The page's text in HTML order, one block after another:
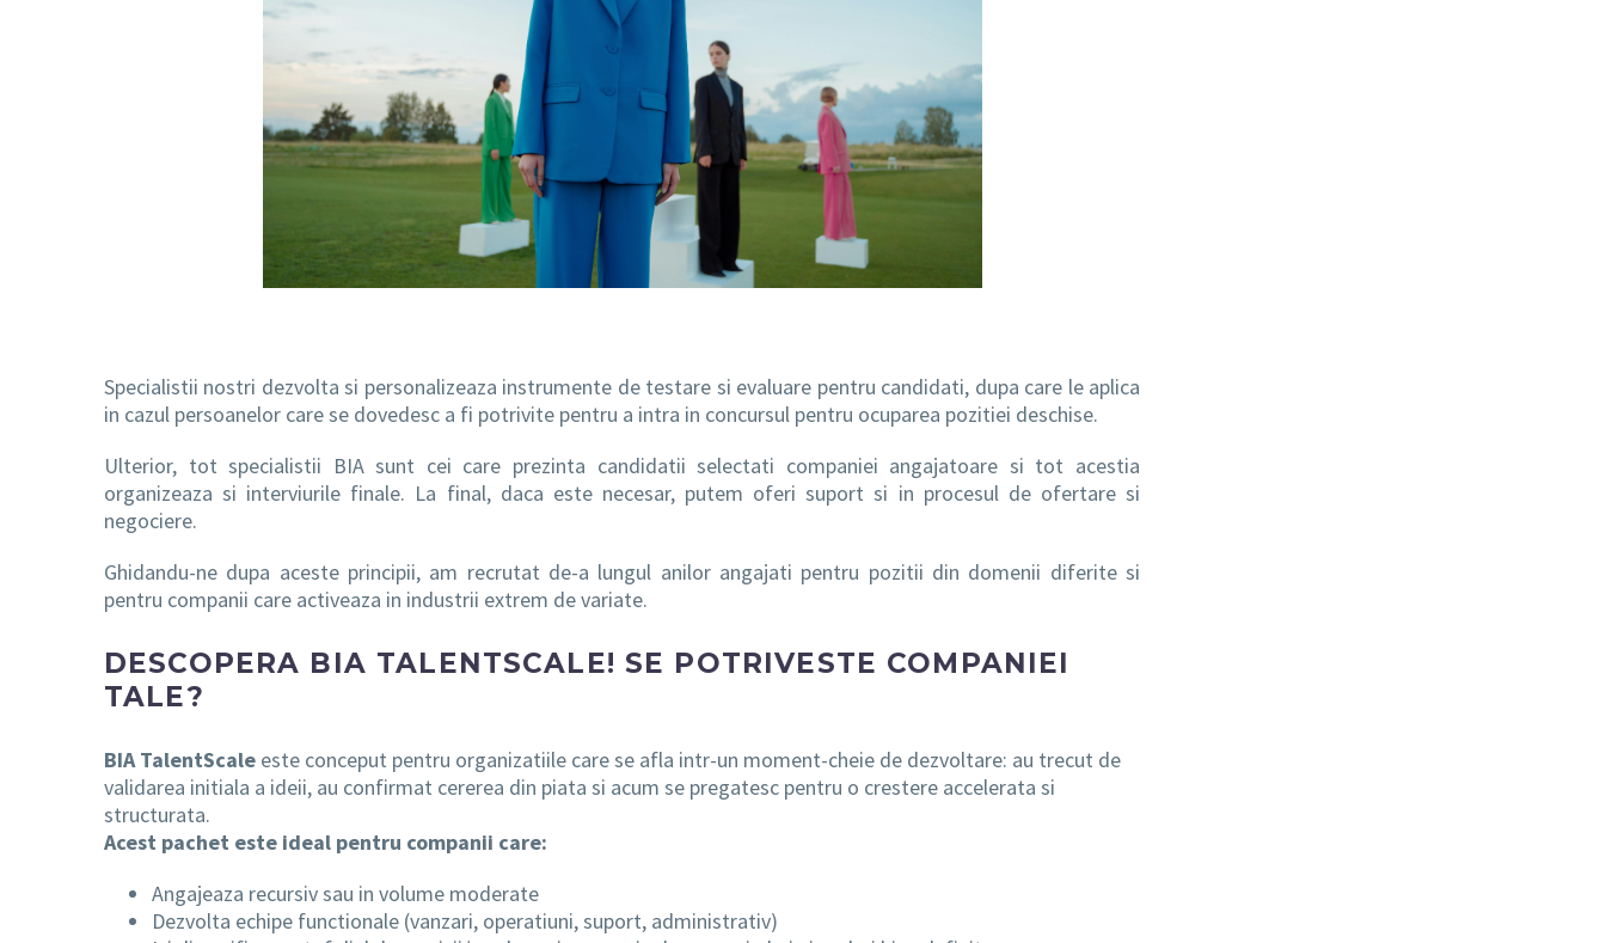
Specialistii nostri dezvolta si personalizeaza instrumente de testare si evaluare pentru candidati, dupa care le aplica
in cazul persoanelor care se dovedesc a fi potrivite pentru a intra in concursul pentru ocuparea pozitiei deschise.
Ulterior, tot specialistii BIA sunt cei care prezinta candidatii selectati companiei angajatoare si tot acestia
organizeaza si interviurile finale. La final, daca este necesar, putem oferi suport si in procesul de ofertare si
negociere.
Ghidandu-ne dupa aceste principii, am recrutat de-a lungul anilor angajati pentru pozitii din domenii diferite si
pentru companii care activeaza in industrii extrem de variate.
DESCOPERA BIA TALENTSCALE! SE POTRIVESTE COMPANIEI
TALE?
BIA TalentScale este conceput pentru organizatiile care se afla intr-un moment-cheie de dezvoltare: au trecut de
validarea initiala a ideii, au confirmat cererea din piata si acum se pregatesc pentru o crestere accelerata si
structurata.
Acest pachet este ideal pentru companii care:
Angajeaza recursiv sau in volume moderate
Dezvolta echipe functionale (vanzari, operatiuni, suport, administrativ)